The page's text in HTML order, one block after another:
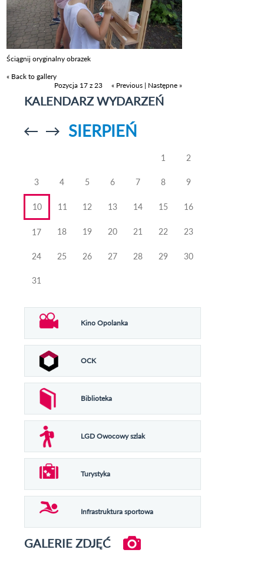
Ściągnij oryginalny obrazek
« Back to gallery
Pozycja 17 z 23
« Previous | Następne »
KALENDARZ WYDARZEŃ
Przejdź doPrzejdź do
SIERPIEŃ
1 2
3 4 5 6 7 8 9
10 11 12 13 14 15 16
17 18 19 20 21 22 23
24 25 26 27 28 29 30
31
Kino Opolanka
OCK
Biblioteka
LGD Owocowy szlak
Turystyka
Infrastruktura sportowa
GALERIE ZDJĘĆ